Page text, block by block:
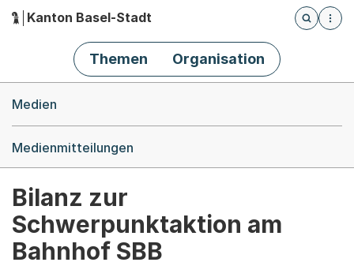
Hauptnavigation
Kanton Basel-Stadt
Öffnet
Themen Organisation
Medien
Medienmitteilungen
Bilanz zur
Schwerpunktaktion am
Bahnhof SBB